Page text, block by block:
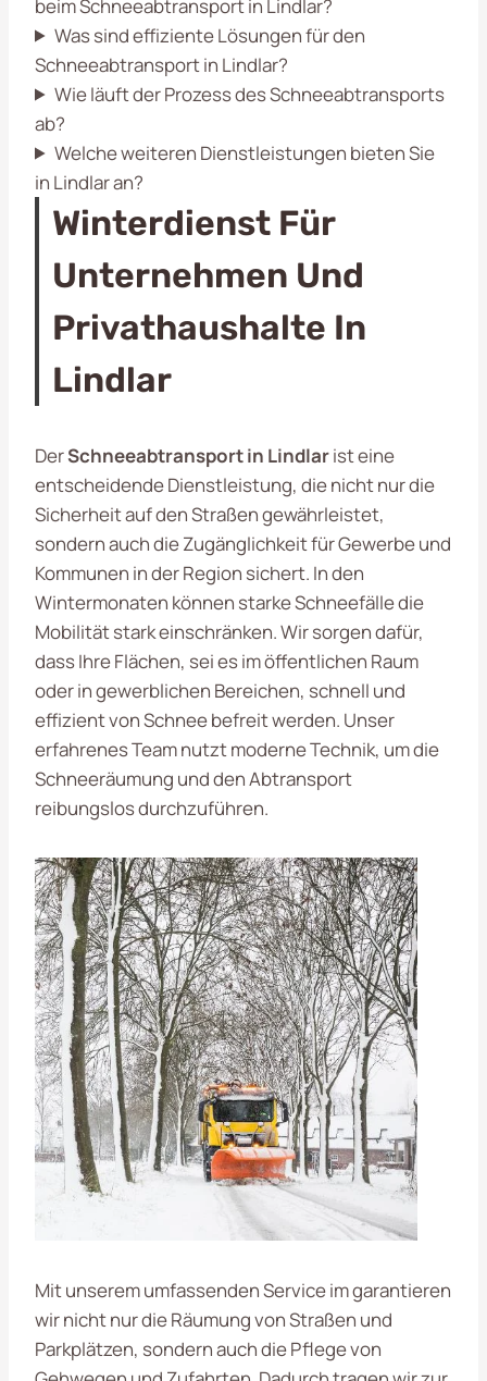
beim Schneeabtransport in Lindlar?
Was sind effiziente Lösungen für den
Schneeabtransport in Lindlar?
Wie läuft der Prozess des Schneeabtransports
ab?
Welche weiteren Dienstleistungen bieten Sie
in Lindlar an?
Winterdienst Für
Unternehmen Und
Privathaushalte In
Lindlar
DerSchneeabtransport in Lindlarist eine
entscheidende Dienstleistung, die nicht nur die
Sicherheit auf den Straßen gewährleistet,
sondern auch die Zugänglichkeit für Gewerbe und
Kommunen in der Region sichert. In den
Wintermonaten können starke Schneefälle die
Mobilität stark einschränken. Wir sorgen dafür,
dass Ihre Flächen, sei es im öffentlichen Raum
oder in gewerblichen Bereichen, schnell und
effizient von Schnee befreit werden. Unser
erfahrenes Team nutzt moderne Technik, um die
Schneeräumung und den Abtransport
reibungslos durchzuführen.
Mit unserem umfassenden Service imgarantieren
wir nicht nur die Räumung von Straßen und
Parkplätzen, sondern auch die Pflege von